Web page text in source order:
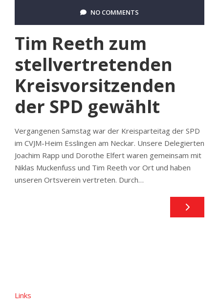
NO COMMENTS
Tim Reeth zum
stellvertretenden
Kreisvorsitzenden
der SPD gewählt
Vergangenen Samstag war der Kreisparteitag der SPD
im CVJM-Heim Esslingen am Neckar. Unsere Delegierten
Joachim Rapp und Dorothe Elfert waren gemeinsam mit
Niklas Muckenfuss und Tim Reeth vor Ort und haben
unseren Ortsverein vertreten. Durch…
Links